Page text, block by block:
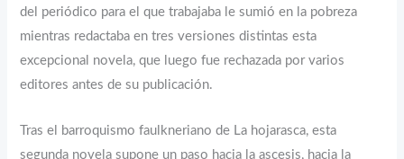
del periódico para el que trabajaba le sumió en la pobreza
mientras redactaba en tres versiones distintas esta
excepcional novela, que luego fue rechazada por varios
editores antes de su publicación.
Tras el barroquismo faulkneriano de La hojarasca, esta
segunda novela supone un paso hacia la ascesis, hacia la